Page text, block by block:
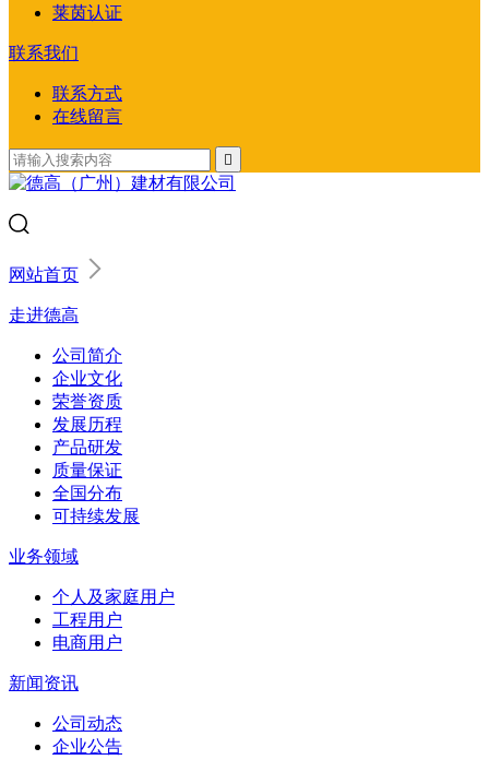
莱茵认证
联系我们
联系方式
在线留言

网站首页
走进德高
公司简介
企业文化
荣誉资质
发展历程
产品研发
质量保证
全国分布
可持续发展
业务领域
个人及家庭用户
工程用户
电商用户
新闻资讯
公司动态
企业公告